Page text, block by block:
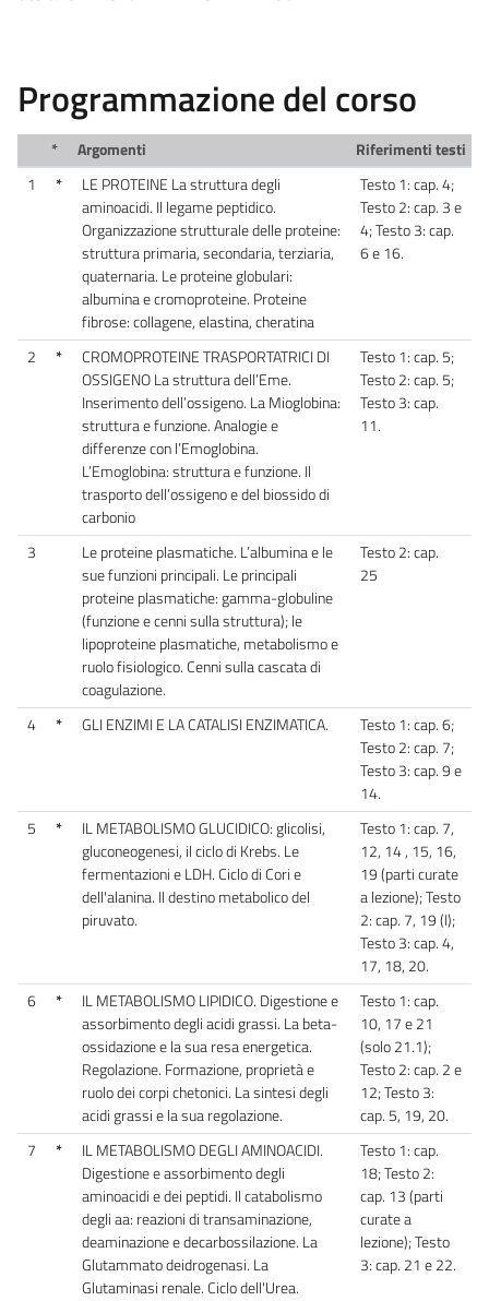
Programmazione del corso
* Argomenti
Riferimenti testi
1
*
LE PROTEINE La struttura degli
aminoacidi. Il legame peptidico.
Organizzazione strutturale delle proteine:
struttura primaria, secondaria, terziaria,
quaternaria. Le proteine globulari:
albumina e cromoproteine. Proteine
fibrose: collagene, elastina, cheratina
Testo 1: cap. 4;
Testo 2: cap. 3 e
4; Testo 3: cap.
6 e 16.
2 *
CROMOPROTEINE TRASPORTATRICI DI
OSSIGENO La struttura dell’Eme.
Inserimento dell’ossigeno. La Mioglobina:
struttura e funzione. Analogie e
differenze con l’Emoglobina.
L’Emoglobina: struttura e funzione. Il
trasporto dell’ossigeno e del biossido di
carbonio
Testo 1: cap. 5;
Testo 2: cap. 5;
Testo 3: cap.
11.
3
Le proteine plasmatiche. L’albumina e le
sue funzioni principali. Le principali
proteine plasmatiche: gamma-globuline
(funzione e cenni sulla struttura); le
lipoproteine plasmatiche, metabolismo e
ruolo fisiologico. Cenni sulla cascata di
coagulazione.
Testo 2: cap.
25
4 * GLI ENZIMI E LA CATALISI ENZIMATICA.
Testo 1: cap. 6;
Testo 2: cap. 7;
Testo 3: cap. 9 e
14.
5
*
IL METABOLISMO GLUCIDICO: glicolisi,
gluconeogenesi, il ciclo di Krebs. Le
fermentazioni e LDH. Ciclo di Cori e
dell'alanina. Il destino metabolico del
piruvato.
Testo 1: cap. 7,
12, 14 , 15, 16,
19 (parti curate
a lezione); Testo
2: cap. 7, 19 (I);
Testo 3: cap. 4,
17, 18, 20.
6
*
IL METABOLISMO LIPIDICO. Digestione e
assorbimento degli acidi grassi. La beta-
ossidazione e la sua resa energetica.
Regolazione. Formazione, proprietà e
ruolo dei corpi chetonici. La sintesi degli
acidi grassi e la sua regolazione.
Testo 1: cap.
10, 17 e 21
(solo 21.1);
Testo 2: cap. 2 e
12; Testo 3:
cap. 5, 19, 20.
7
*
IL METABOLISMO DEGLI AMINOACIDI.
Digestione e assorbimento degli
aminoacidi e dei peptidi. Il catabolismo
degli aa: reazioni di transaminazione,
deaminazione e decarbossilazione. La
Glutammato deidrogenasi. La
Glutaminasi renale. Ciclo dell'Urea.
Testo 1: cap.
18; Testo 2:
cap. 13 (parti
curate a
lezione); Testo
3: cap. 21 e 22.